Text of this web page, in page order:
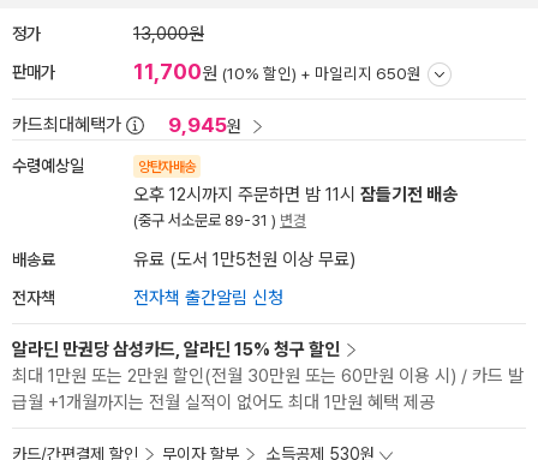
정가 13,000원
판매가 11,700원 (10% 할인) + 마일리지 650원
카드최대혜택가 9,945원
수령예상일 양탄자배송
오후 12시까지 주문하면 밤 11시 잠들기전 배송
(중구 서소문로 89-31 ) 변경
배송료 유료 (도서 1만5천원 이상 무료)
전자책 전자책 출간알림 신청
알라딘 만권당 삼성카드, 알라딘 15% 청구 할인
최대 1만원 또는 2만원 할인(전월 30만원 또는 60만원 이용 시) / 카드 발
급월 +1개월까지는 전월 실적이 없어도 최대 1만원 혜택 제공
카드/간편결제 할인 무이자 할부 소득공제 530원